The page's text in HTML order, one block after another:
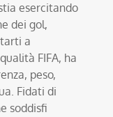
esercitando
dei gol,
a
FIFA, ha
peso,
Fidati di
soddisfi